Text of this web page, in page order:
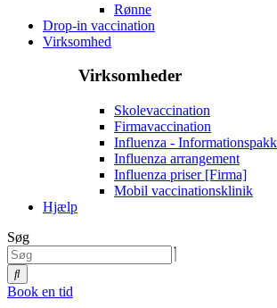
Rønne
Drop-in vaccination
Virksomhed
Virksomheder
Skolevaccination
Firmavaccination
Influenza -
Influenza arrangement
Influenza priser [Firma]
Mobil vaccinationsklinik
Hjælp
Søg
Book en tid